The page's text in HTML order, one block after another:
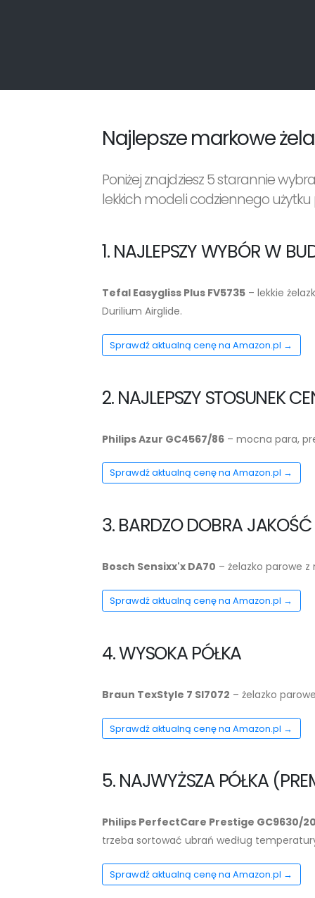
Najlepsze markowe
Poniżej znajdziesz 5 starannie
lekkich modeli codziennego
1. NAJLEPSZY WYBÓR W
Tefal Easygliss Plus FV5735 – lekkie
Durilium Airglide.
Sprawdź aktualną cenę na Amazon.pl →
2. NAJLEPSZY STOSUNEK
Philips Azur GC4567/86 – mocna para,
Sprawdź aktualną cenę na Amazon.pl →
3. BARDZO DOBRA
Bosch Sensixx'x DA70 – żelazko parowe
Sprawdź aktualną cenę na Amazon.pl →
4. WYSOKA PÓŁKA
Braun TexStyle 7 SI7072 – żelazko
Sprawdź aktualną cenę na Amazon.pl →
5. NAJWYŻSZA PÓŁKA
Philips PerfectCare Prestige GC9630/
trzeba sortować ubrań według
Sprawdź aktualną cenę na Amazon.pl →